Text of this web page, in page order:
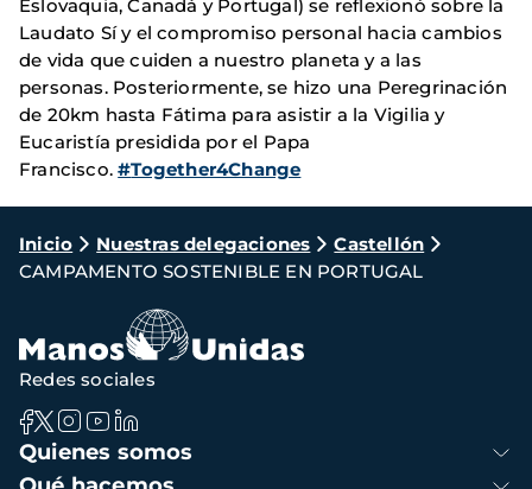
Eslovaquia, Canadá y Portugal) se reflexionó sobre la
Laudato Sí y el compromiso personal hacia cambios
de vida que cuiden a nuestro planeta y a las
personas. Posteriormente, se hizo una Peregrinación
de 20km hasta Fátima para asistir a la Vigilia y
Eucaristía presidida por el Papa
Francisco.#Together4Change
Ruta
de
navegación
Inicio Nuestras delegaciones
Castellón
CAMPAMENTO SOSTENIBLE EN PORTUGAL
Navegación
principal
Quienes somos
Redes sociales